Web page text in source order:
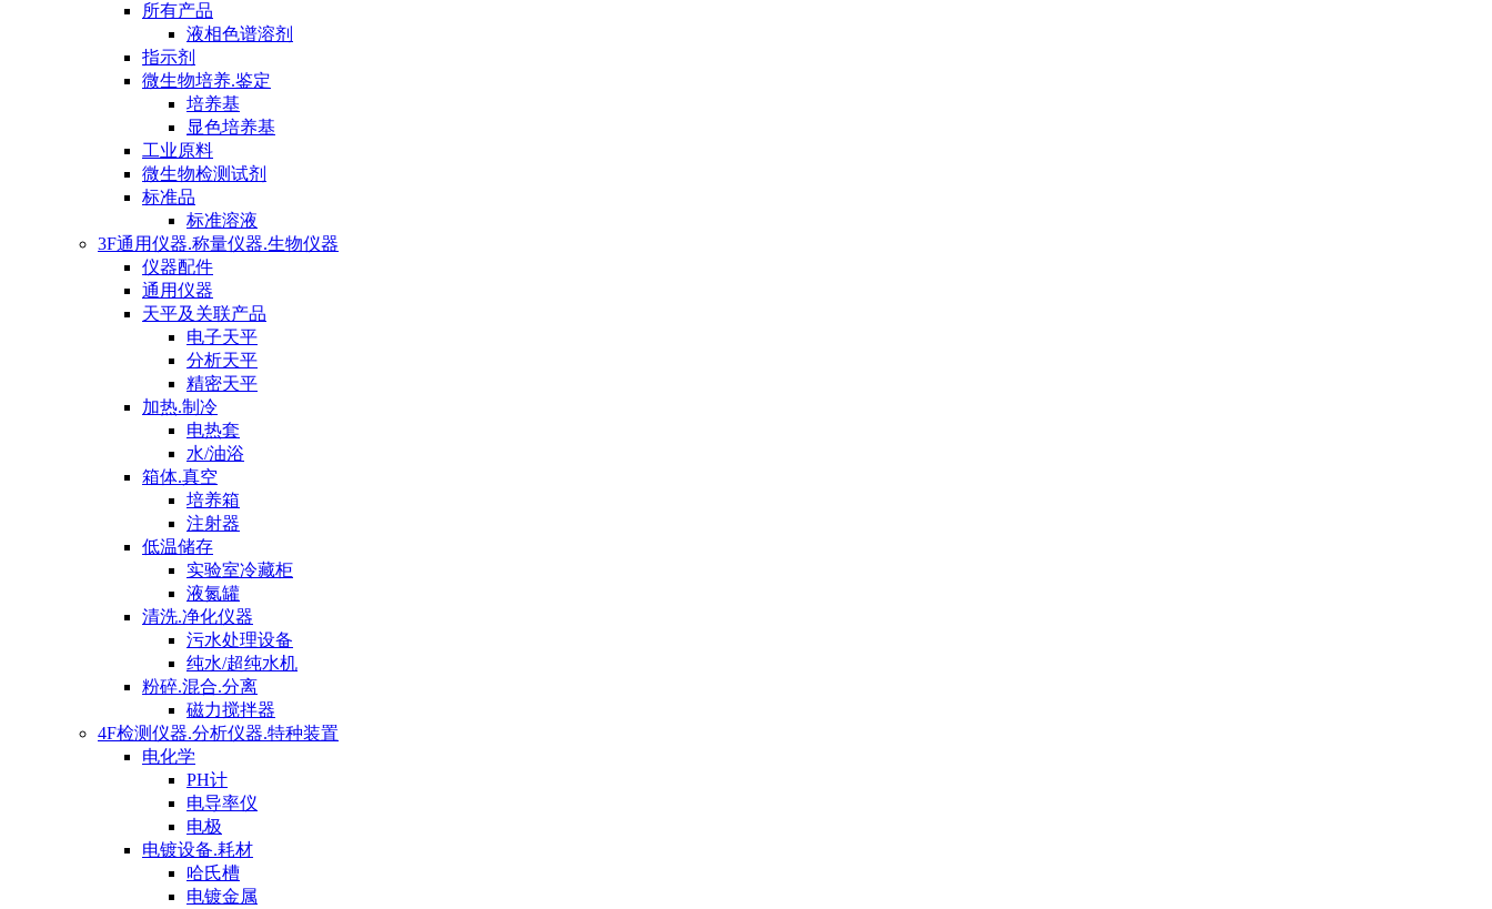
所有产品
液相色谱溶剂
指示剂
微生物培养.鉴定
培养基
显色培养基
工业原料
微生物检测试剂
标准品
标准溶液
3F通用仪器.称量仪器.生物仪器
仪器配件
通用仪器
天平及关联产品
电子天平
分析天平
精密天平
加热.制冷
电热套
水/油浴
箱体.真空
培养箱
注射器
低温储存
实验室冷藏柜
液氮罐
清洗.净化仪器
污水处理设备
纯水/超纯水机
粉碎.混合.分离
磁力搅拌器
4F检测仪器.分析仪器.特种装置
电化学
PH计
电导率仪
电极
电镀设备.耗材
哈氏槽
电镀金属